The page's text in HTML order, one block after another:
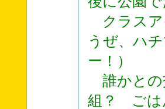
クラスア
うぜ、ハ
ー！）
誰かとの
組？ ごは